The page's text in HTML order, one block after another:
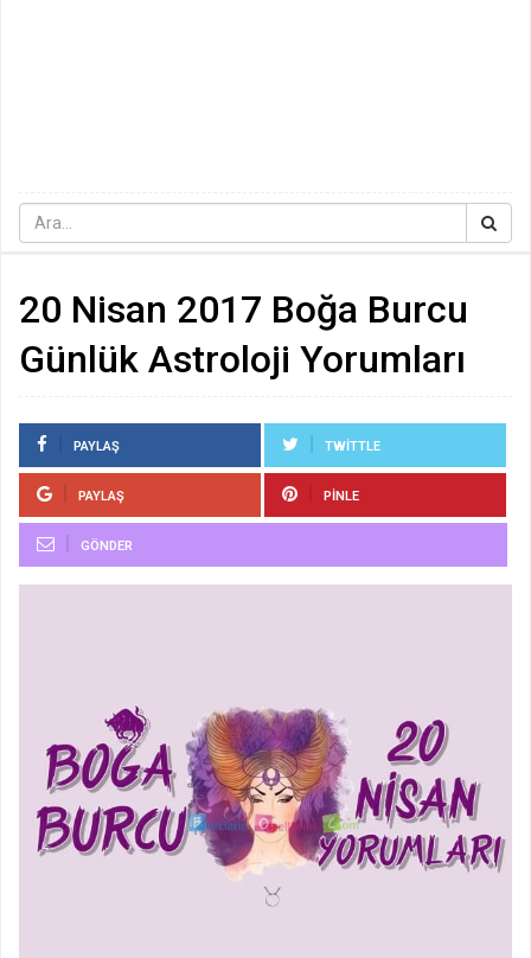
20 Nisan 2017 Boğa Burcu
Günlük Astroloji Yorumları
PAYLAŞ TWITTLE
PAYLAŞ PINLE
GÖNDER